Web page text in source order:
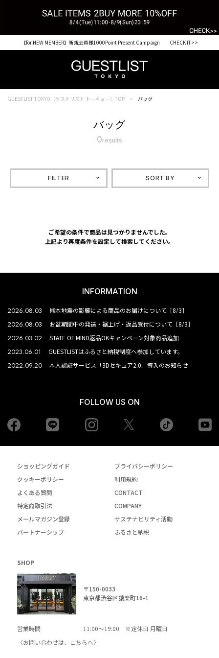
【for NEW MEMBER】新規会員様1000Point Present Campaign CHECK IT>>
GUESTLIST TOKYO（ゲストリスト トーキョー）TOP バッグ
バッグ
0results
FILTER SORT BY
ご希望の条件で商品は見つかりませんでした。
上記より再度条件を設定して検索してください。
INFORMATION
2026.08.03 熊本地震の影響による商品のお届けについて［8/3］
2026.08.03 お盆期間中の発送・裾上げ・返品受付について［8/3］
2026.03.02 STATE OF MIND返品OKキャンペーン対象商品追加
2023.06.01 GUESTLISTはふるさと納税制度へ参加しています。
2022.09.20 本人認証サービス「3Dセキュア2.0」導入のお知らせ
FOLLOW US ON
Facebook Instagram tiktok
ショッピングガイド
プライバシーポリシー
クッキーポリシー
利用規約
よくある質問
CONTACT
特定商取引法
COMPANY
メールマガジン登録
サステナビリティ活動
パートナーシップ
ふるさと納税
SHOP
〒150-0033
東京都渋谷区猿楽町16-1
営業時間
11:00～19:00 ※定休日 月曜日
〈お問い合わせは、
こちらへ〉